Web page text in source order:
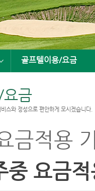
골프텔이용/요금
금
스와 정성으로 편안하게 모시겠습니다.
금적용
중 요금